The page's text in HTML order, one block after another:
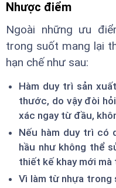
Nhược điểm
Ngoài những ưu
trong suốt mang lại
hạn chế như sau:
Hàm duy trì sản
thước, do vậy đòi
xác ngay từ đầu,
Nếu hàm duy trì có
hầu như không thể
thiết kế khay mới mà
Vì làm từ nhựa trong